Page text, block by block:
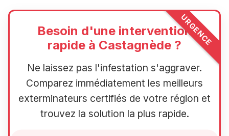
URGENCE
Besoin d'une intervention
rapide à Castagnède ?
Ne laissez pas l'infestation s'aggraver.
Comparez immédiatement les meilleurs
exterminateurs certifiés de votre région et
trouvez la solution la plus rapide.